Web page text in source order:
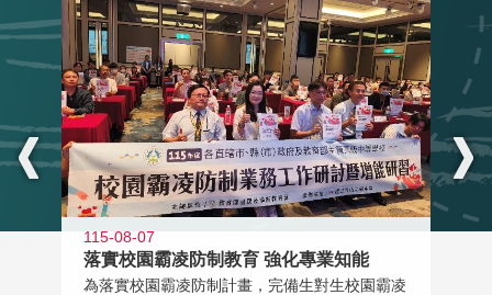
115-08-07
落實校園霸凌防制教育 強化專業知能
為落實校園霸凌防制計畫，完備生對生校園霸凌